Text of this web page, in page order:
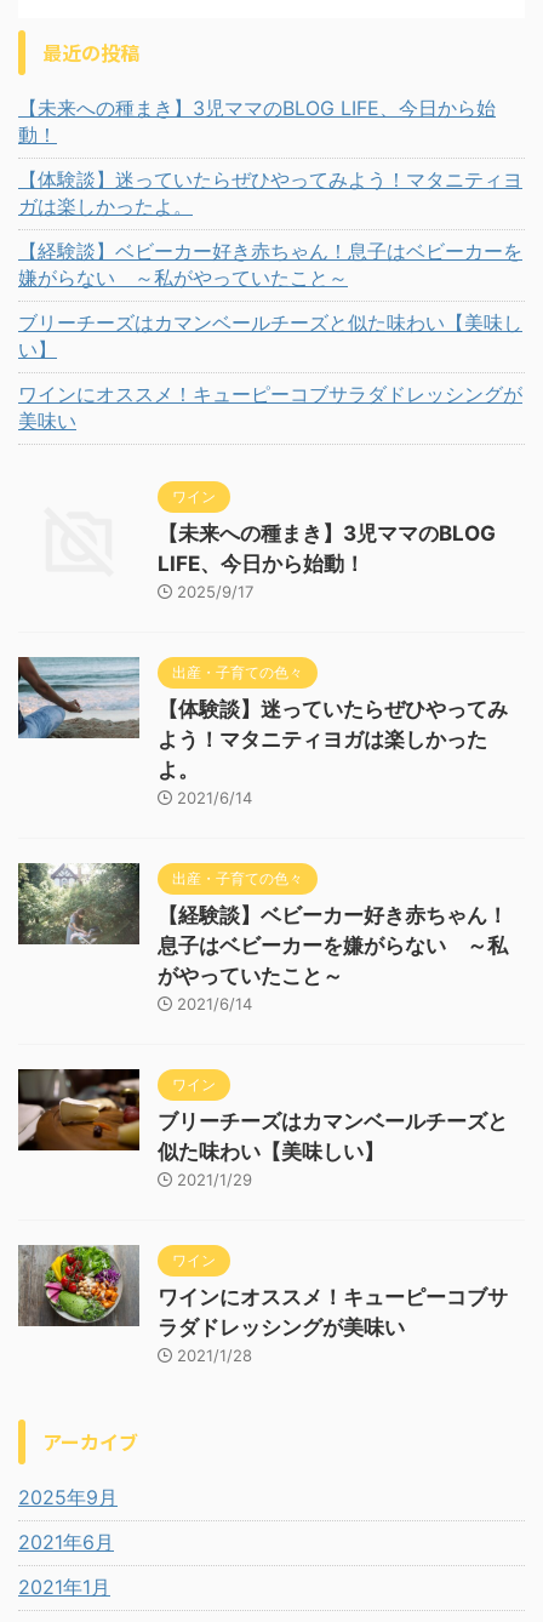
最近の投稿
【未来への種まき】3児ママのBLOG LIFE、今日から始
動！
【体験談】迷っていたらぜひやってみよう！マタニティヨ
ガは楽しかったよ。
【経験談】ベビーカー好き赤ちゃん！息子はベビーカーを
嫌がらない ～私がやっていたこと～
ブリーチーズはカマンベールチーズと似た味わい【美味し
い】
ワインにオススメ！キューピーコブサラダドレッシングが
美味い
ワイン
【未来への種まき】3児ママのBLOG
LIFE、今日から始動！
2025/9/17
出産・子育ての色々
【体験談】迷っていたらぜひやってみ
よう！マタニティヨガは楽しかった
よ。
2021/6/14
出産・子育ての色々
【経験談】ベビーカー好き赤ちゃん！
息子はベビーカーを嫌がらない ～私
がやっていたこと～
2021/6/14
ワイン
ブリーチーズはカマンベールチーズと
似た味わい【美味しい】
2021/1/29
ワイン
ワインにオススメ！キューピーコブサ
ラダドレッシングが美味い
2021/1/28
アーカイブ
2025年9月
2021年6月
2021年1月